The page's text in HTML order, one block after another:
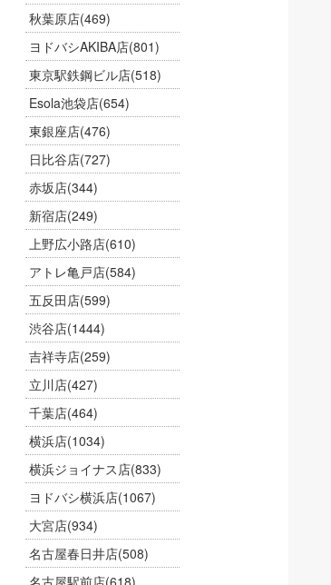
秋葉原店(469)
ヨドバシAKIBA店(801)
東京駅鉄鋼ビル店(518)
Esola池袋店(654)
東銀座店(476)
日比谷店(727)
赤坂店(344)
新宿店(249)
上野広小路店(610)
アトレ亀戸店(584)
五反田店(599)
渋谷店(1444)
吉祥寺店(259)
立川店(427)
千葉店(464)
横浜店(1034)
横浜ジョイナス店(833)
ヨドバシ横浜店(1067)
大宮店(934)
名古屋春日井店(508)
名古屋駅前店(618)